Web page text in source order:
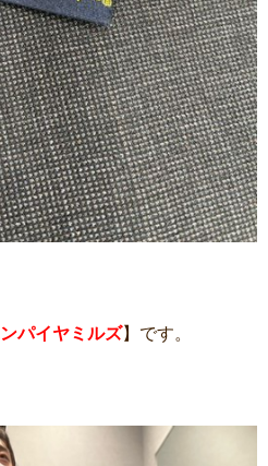
パイヤミルズ】です。